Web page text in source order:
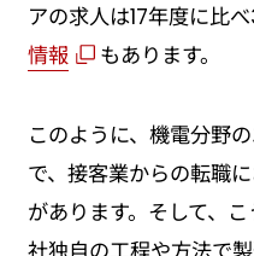
アの求人は17年度に比
情報
もあります。
このように、機電分野
で、接客業からの転職
があります。そして、